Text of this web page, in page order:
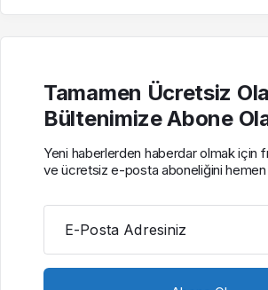
Tamamen Ücretsiz
Bültenimize Abone
Yeni haberlerden haberdar olmak için
ve ücretsiz e-posta aboneliğini
E-Posta Adresiniz